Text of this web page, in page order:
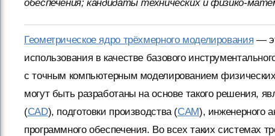
обеспечения; кандидаты технических и физико-
Геометрическое ядро трёхмерного моделирования —
использования в качестве базового
с точным компьютерным моделированием
могут быть разработаны на основе такого решения,
(CAD), подготовки производства (CAM), инженерного
программного обеспечения. Во всех таких системах